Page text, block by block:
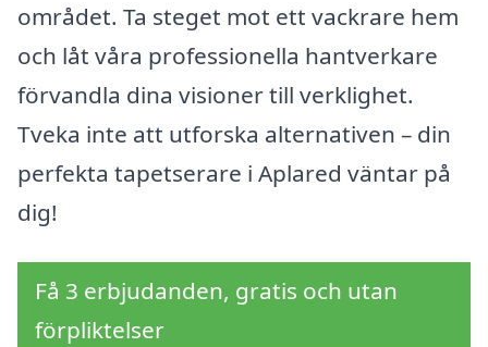
området. Ta steget mot ett vackrare hem
och låt våra professionella hantverkare
förvandla dina visioner till verklighet.
Tveka inte att utforska alternativen – din
perfekta tapetserare i Aplared väntar på
dig!
Få 3 erbjudanden, gratis och utan
förpliktelser